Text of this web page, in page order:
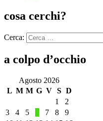
cosa cerchi?
Cerca:
a colpo d’occhio
Agosto 2026
L M M G V S D
1
2
3
4 5 7 8
9